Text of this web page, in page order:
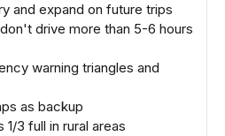
and expand on future trips
drive more than 5-6 hours
warning triangles and
as backup
3 full in rural areas